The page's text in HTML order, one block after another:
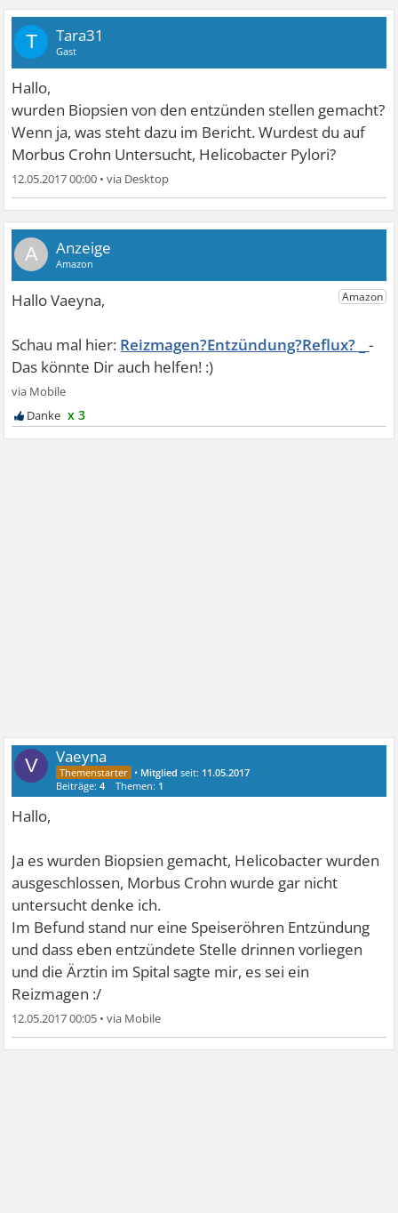
T Tara31
Gast
Hallo,
wurden Biopsien von den entzünden stellen gemacht?
Wenn ja, was steht dazu im Bericht. Wurdest du auf
Morbus Crohn Untersucht, Helicobacter Pylori?
12.05.2017 00:00 •
A
Reizmagen?Entzündung?Reflux? _
x 3
V Vaeyna
• Mitglied seit: 11.05.2017
Beiträge:4 Themen: 1
Hallo,
Ja es wurden Biopsien gemacht, Helicobacter wurden
ausgeschlossen, Morbus Crohn wurde gar nicht
untersucht denke ich.
Im Befund stand nur eine Speiseröhren Entzündung
und dass eben entzündete Stelle drinnen vorliegen
und die Ärztin im Spital sagte mir, es sei ein
Reizmagen :/
12.05.2017 00:05 •